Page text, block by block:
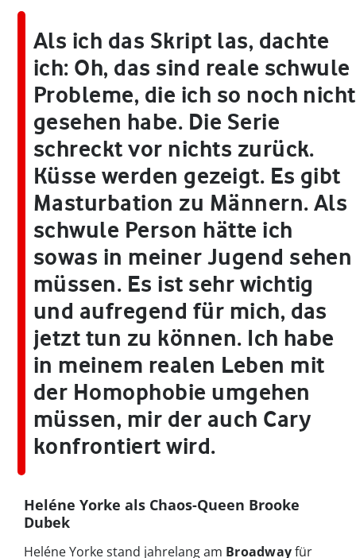
Als ich das Skript las, dachte
ich: Oh, das sind reale schwule
Probleme, die ich so noch nicht
gesehen habe. Die Serie
schreckt vor nichts zurück.
Küsse werden gezeigt. Es gibt
Masturbation zu Männern. Als
schwule Person hätte ich
sowas in meiner Jugend sehen
müssen. Es ist sehr wichtig
und aufregend für mich, das
jetzt tun zu können. Ich habe
in meinem realen Leben mit
der Homophobie umgehen
müssen, mir der auch Cary
konfrontiert wird.
Heléne Yorke als Chaos-Queen Brooke
Dubek
Heléne Yorke stand jahrelang am Broadwayfür